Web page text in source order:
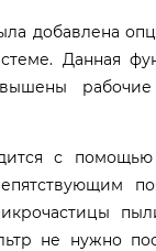
добавлена
Данная
рабочие
с
не нужно